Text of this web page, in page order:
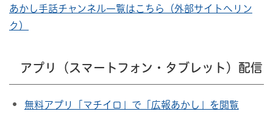
あかし手話チャンネル一覧はこちら（外部サイトへリン
ク）
アプリ（スマートフォン・タブレット）配信
無料アプリ「マチイロ」で「広報あかし」を閲覧